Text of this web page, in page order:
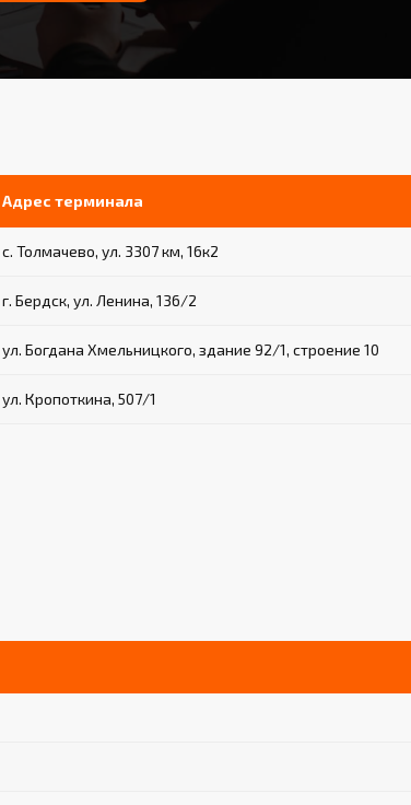
Адрес терминала
с. Толмачево, ул. 3307 км, 16к2
г. Бердск, ул. Ленина, 136/2
ул. Богдана Хмельницкого, здание 92/1, строение 10
ул. Кропоткина, 507/1